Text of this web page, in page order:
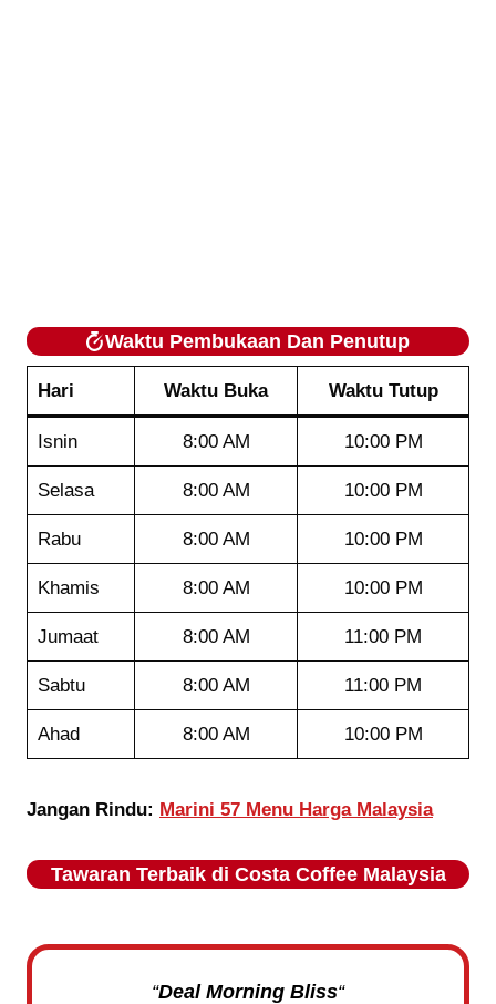
Waktu Pembukaan Dan Penutup
Hari Waktu Buka Waktu Tutup
Isnin 8:00 AM 10:00 PM
Selasa 8:00 AM 10:00 PM
Rabu 8:00 AM 10:00 PM
Khamis 8:00 AM 10:00 PM
Jumaat 8:00 AM 11:00 PM
Sabtu 8:00 AM 11:00 PM
Ahad 8:00 AM 10:00 PM
Jangan Rindu: Marini 57 Menu Harga Malaysia
Tawaran Terbaik di Costa CoffeeMalaysia
“Deal Morning Bliss“